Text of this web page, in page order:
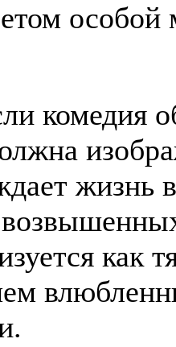
комедия
жизнь
как